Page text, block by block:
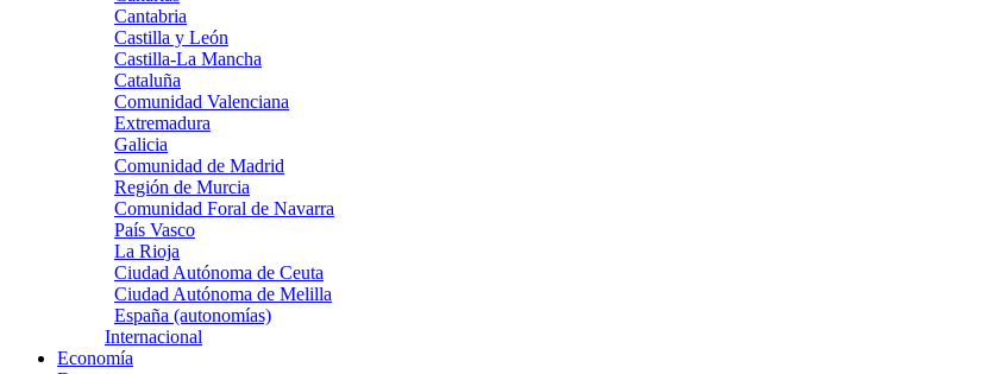
Cantabria
Castilla y León
Castilla-La Mancha
Cataluña
Comunidad Valenciana
Extremadura
Galicia
Comunidad de Madrid
Región de Murcia
Comunidad Foral de Navarra
País Vasco
La Rioja
Ciudad Autónoma de Ceuta
Ciudad Autónoma de Melilla
España (autonomías)
Internacional
Economía